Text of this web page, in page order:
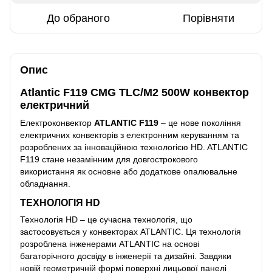
До обраного Порівняти
Опис
Atlantic F119 CMG TLC/M2 500W конвектор
електричний
Електроконвектор ATLANTIC F119 – це нове покоління
електричних конвекторів з електронним керуванням та
розроблених за інноваційною технологією HD. ATLANTIC
F119 стане незамінним для довгострокового
використання як основне або додаткове опалювальне
обладнання.
ТЕХНОЛОГІЯ HD
Технологія HD – це сучасна технологія, що
застосовується у конвекторах ATLANTIC. Ця технологія
розроблена інженерами ATLANTIC на основі
багаторічного досвіду в інженерії та дизайні. Завдяки
новій геометричній формі поверхні лицьової панелі